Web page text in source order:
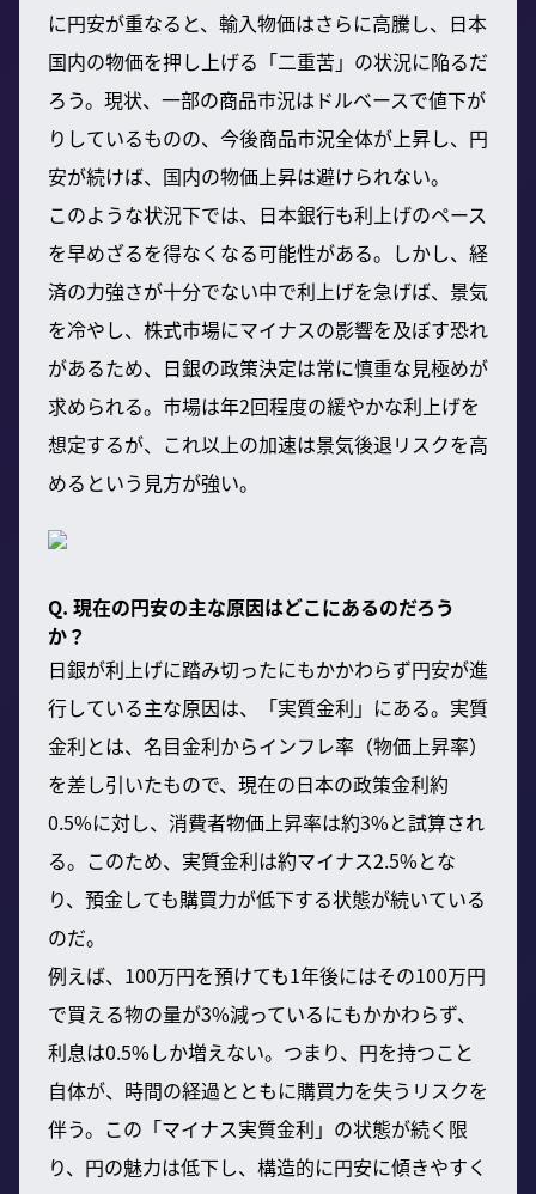
に円安が重なると、輸入物価はさらに高騰し、日本
国内の物価を押し上げる「二重苦」の状況に陥るだ
ろう。現状、一部の商品市況はドルベースで値下が
りしているものの、今後商品市況全体が上昇し、円
安が続けば、国内の物価上昇は避けられない。
このような状況下では、日本銀行も利上げのペース
を早めざるを得なくなる可能性がある。しかし、経
済の力強さが十分でない中で利上げを急げば、景気
を冷やし、株式市場にマイナスの影響を及ぼす恐れ
があるため、日銀の政策決定は常に慎重な見極めが
求められる。市場は年2回程度の緩やかな利上げを
想定するが、これ以上の加速は景気後退リスクを高
めるという見方が強い。
Q. 現在の円安の主な原因はどこにあるのだろう
か？
日銀が利上げに踏み切ったにもかかわらず円安が進
行している主な原因は、「実質金利」にある。実質
金利とは、名目金利からインフレ率（物価上昇率）
を差し引いたもので、現在の日本の政策金利約
0.5%に対し、消費者物価上昇率は約3%と試算され
る。このため、実質金利は約マイナス2.5%とな
り、預金しても購買力が低下する状態が続いている
のだ。
例えば、100万円を預けても1年後にはその100万円
で買える物の量が3%減っているにもかかわらず、
利息は0.5%しか増えない。つまり、円を持つこと
自体が、時間の経過とともに購買力を失うリスクを
伴う。この「マイナス実質金利」の状態が続く限
り、円の魅力は低下し、構造的に円安に傾きやすく